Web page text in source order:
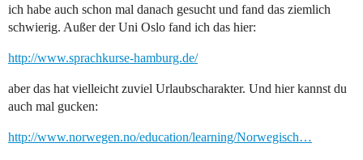
ich habe auch schon mal danach gesucht und fand das ziemlich
schwierig. Außer der Uni Oslo fand ich das hier:
http://www.sprachkurse-hamburg.de/
aber das hat vielleicht zuviel Urlaubscharakter. Und hier kannst du
auch mal gucken:
http://www.norwegen.no/education/learning/Norwegisch…